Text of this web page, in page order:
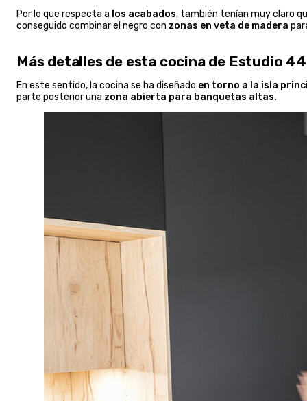
Por lo que respecta a los acabados, también tenían muy claro
conseguido combinar el negro con zonas en veta de madera
Más detalles de esta cocina de Estudio
En este sentido, la cocina se ha diseñado en torno a la isla
parte posterior una zona abierta para banquetas altas.